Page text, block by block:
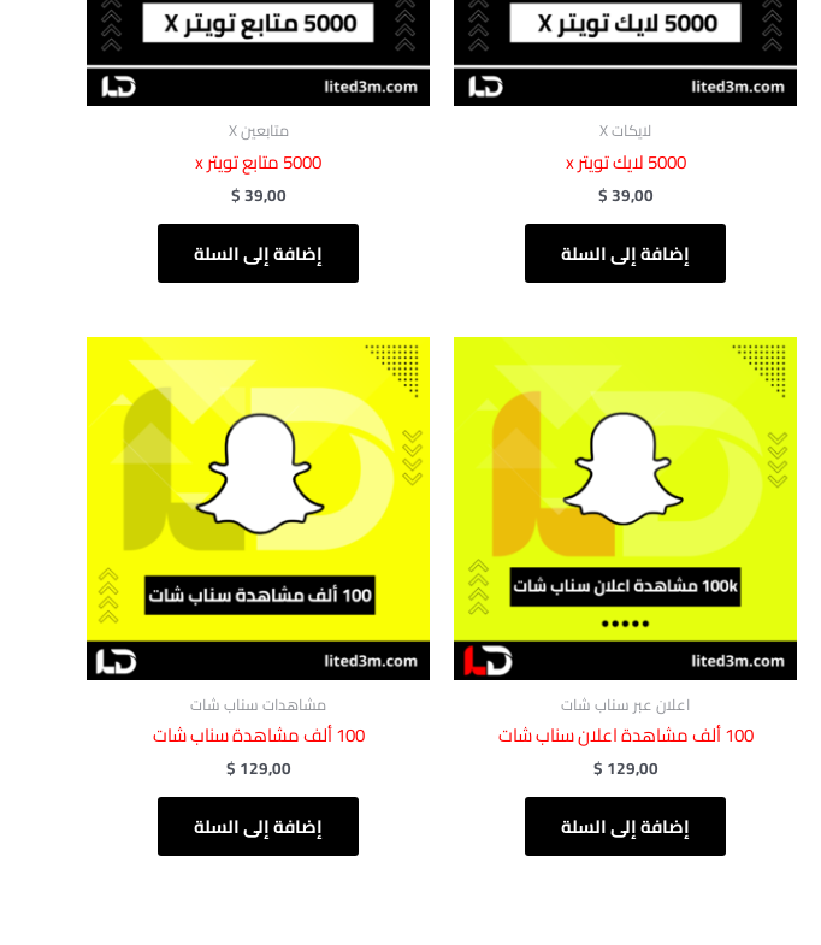
لايكات X
‎ 5000لايك‏‏‎ تويتر x
$39,00
إضافة إلى السلة
متابعين X
$39,00
إضافة إلى السلة
اعلان عبر سناب شات
100 ألف مشاهدة اعلان سناب شات
$129,00
إضافة إلى السلة
مشاهدات سناب شات
100 ألف مشاهدة ‏‏سناب شات
$129,00
إضافة إلى السلة